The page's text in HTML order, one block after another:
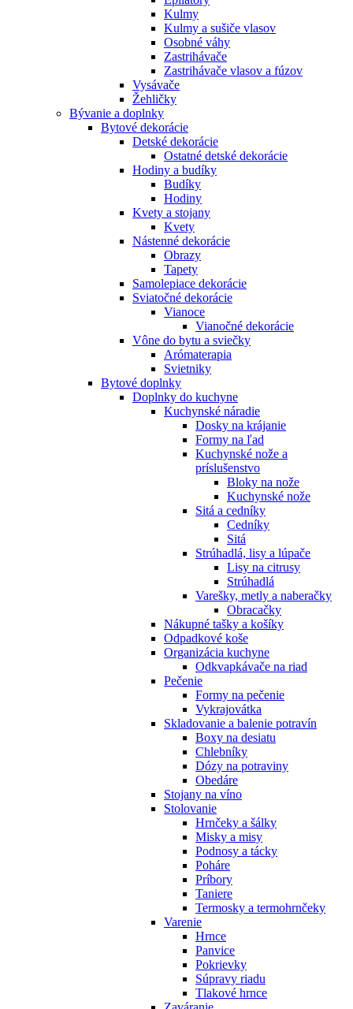
Kulmy
Kulmy a sušiče vlasov
Osobné váhy
Zastrihávače
Zastrihávače vlasov a fúzov
Vysávače
Žehličky
Bývanie a doplnky
Bytové dekorácie
Detské dekorácie
Ostatné detské dekorácie
Hodiny a budíky
Budíky
Hodiny
Kvety a stojany
Kvety
Nástenné dekorácie
Obrazy
Tapety
Samolepiace dekorácie
Sviatočné dekorácie
Vianoce
Vianočné dekorácie
Vône do bytu a sviečky
Arómaterapia
Svietniky
Bytové doplnky
Doplnky do kuchyne
Kuchynské náradie
Dosky na krájanie
Formy na ľad
Kuchynské nože a
príslušenstvo
Bloky na nože
Kuchynské nože
Sitá a cedníky
Cedníky
Sitá
Strúhadlá, lisy a lúpače
Lisy na citrusy
Strúhadlá
Varešky, metly a naberačky
Obracačky
Nákupné tašky a košíky
Odpadkové koše
Organizácia kuchyne
Odkvapkávače na riad
Pečenie
Formy na pečenie
Vykrajovátka
Skladovanie a balenie potravín
Boxy na desiatu
Chlebníky
Dózy na potraviny
Obedáre
Stojany na víno
Stolovanie
Hrnčeky a šálky
Misky a misy
Podnosy a tácky
Poháre
Príbory
Taniere
Termosky a termohrnčeky
Varenie
Hrnce
Panvice
Pokrievky
Súpravy riadu
Tlakové hrnce